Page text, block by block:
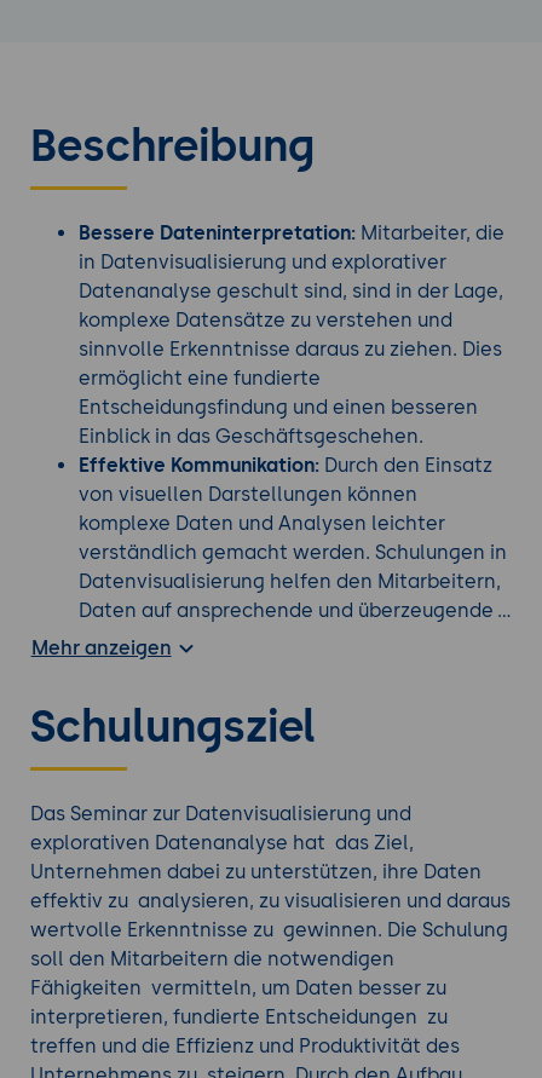
Beschreibung
Bessere Dateninterpretation: Mitarbeiter, die
in Datenvisualisierung und explorativer
Datenanalyse geschult sind, sind in der Lage,
komplexe Datensätze zu verstehen und
sinnvolle Erkenntnisse daraus zu ziehen. Dies
ermöglicht eine fundierte
Entscheidungsfindung und einen besseren
Einblick in das Geschäftsgeschehen.
Effektive Kommunikation: Durch den Einsatz
von visuellen Darstellungen können
komplexe Daten und Analysen leichter
verständlich gemacht werden. Schulungen in
Datenvisualisierung helfen den Mitarbeitern,
Daten auf ansprechende und überzeugende
Weise zu präsentieren, was die
Schnellere und fundierte
Entscheidungsfindung:
und Zusammenhänge schneller erkennen.
Dies ermöglicht eine effizientere und
fundierte Entscheidungsfindung, da auf
verlässliche Daten gestützte Erkenntnisse
vorliegen.
Identifizierung von Chancen und Risiken:
Durch explorative Datenanalysen können
Unternehmen verborgene Muster und
Zusammenhänge in ihren Daten erkennen.
Mehr anzeigen
Schulungsziel
Das Seminar zur Datenvisualisierung und
explorativen Datenanalyse hat das Ziel,
Unternehmen dabei zu unterstützen, ihre Daten
effektiv zu analysieren, zu visualisieren und daraus
wertvolle Erkenntnisse zu gewinnen. Die Schulung
soll den Mitarbeitern die notwendigen
Fähigkeiten vermitteln, um Daten besser zu
interpretieren, fundierte Entscheidungen zu
treffen und die Effizienz und Produktivität des